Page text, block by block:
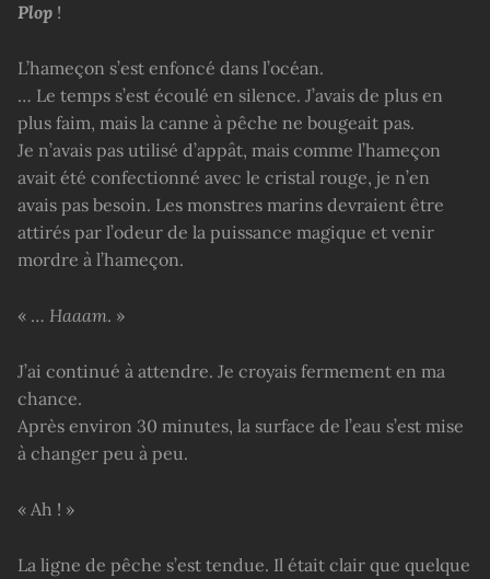
Plop !
L’hameçon s’est enfoncé dans l’océan.
… Le temps s’est écoulé en silence. J’avais de plus en
plus faim, mais la canne à pêche ne bougeait pas.
Je n’avais pas utilisé d’appât, mais comme l’hameçon
avait été confectionné avec le cristal rouge, je n’en
avais pas besoin. Les monstres marins devraient être
attirés par l’odeur de la puissance magique et venir
mordre à l’hameçon.
« … Haaam. »
J’ai continué à attendre. Je croyais fermement en ma
chance.
Après environ 30 minutes, la surface de l’eau s’est mise
à changer peu à peu.
« Ah ! »
La ligne de pêche s’est tendue. Il était clair que quelque